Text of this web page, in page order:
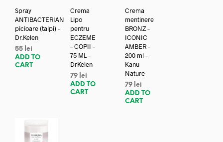
Spray
ANTIBACTERIAN
picioare (talpi) –
Dr.Kelen
55 lei
ADD TO
CART
Crema
Lipo
pentru
ECZEME
– COPII –
75 ML –
DrKelen
79 lei
ADD TO
CART
Crema
mentinere
BRONZ –
ICONIC
AMBER –
200 ml –
Kanu
Nature
79 lei
ADD TO
CART